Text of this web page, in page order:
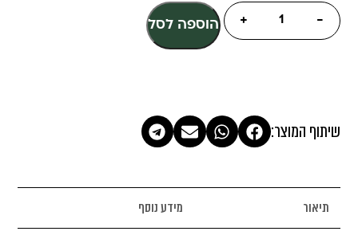
-
+ הוספה לסל
שיתוף המוצר:
תיאור מידע נוסף